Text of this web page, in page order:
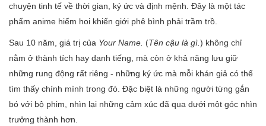
chuyện tinh tế về thời gian, ký ức và định mệnh. Đây là một tác
phẩm anime hiếm hoi khiến giới phê bình phải trầm trồ.
Sau 10 năm, giá trị của Your Name. (Tên cậu là gì. ) không chỉ
nằm ở thành tích hay danh tiếng, mà còn ở khả năng lưu giữ
những rung động rất riêng - những ký ức mà mỗi khán giả có thể
tìm thấy chính mình trong đó. Đặc biệt là những người từng gắn
bó với bộ phim, nhìn lại những cảm xúc đã qua dưới một góc nhìn
trưởng thành hơn.